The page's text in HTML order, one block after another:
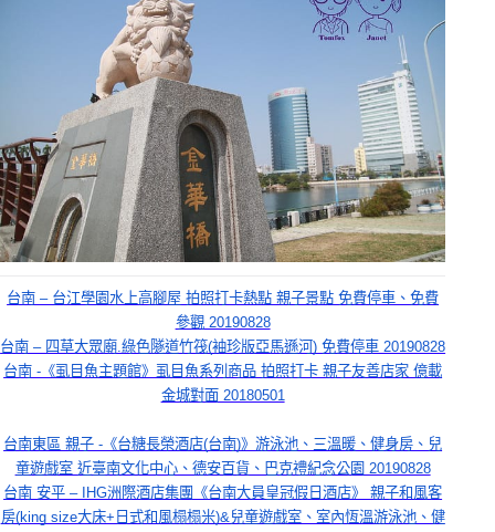
台南 – 台江學園水上高腳屋 拍照打卡熱點 親子景點 免費停車、免費
參觀 20190828
台南 – 四草大眾廟.綠色隧道竹筏(袖珍版亞馬遜河) 免費停車 20190828
台南 -《虱目魚主題館》虱目魚系列商品 拍照打卡 親子友善店家 億載
金城對面 20180501
台南東區 親子 -《台糖長榮酒店(台南)》游泳池、三溫暖、健身房、兒
童遊戲室 近臺南文化中心、德安百貨、巴克禮紀念公園 20190828
台南 安平 – IHG洲際酒店集團《台南大員皇冠假日酒店》 親子和風客
房(king size大床+日式和風榻榻米)&兒童遊戲室、室內恆溫游泳池、健